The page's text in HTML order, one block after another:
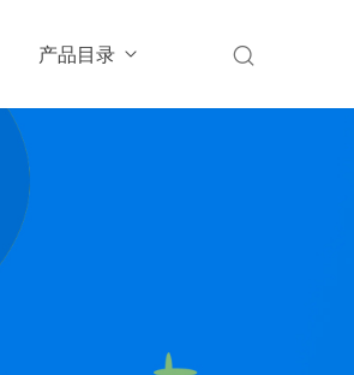
产品目录